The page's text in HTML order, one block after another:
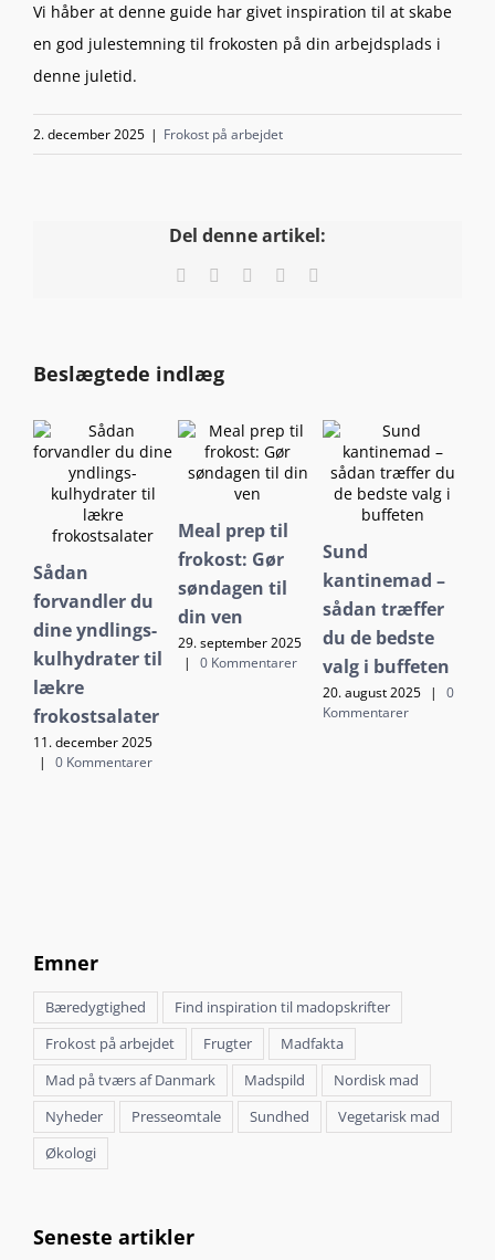
Vi håber at denne guide har givet inspiration til at skabe
en god julestemning til frokosten på din arbejdsplads i
denne juletid.
2. december 2025 | Frokost på arbejdet
Del denne artikel:
Facebook LinkedInPinterest
Beslægtede indlæg
Sådan
forvandler du
dine yndlings-
kulhydrater til
lækre
frokostsalater
11. december 2025
|
0 Kommentarer
Meal prep til
frokost: Gør
søndagen til
din ven
29. september 2025
|
0 Kommentarer
Sund
kantinemad –
sådan træffer
du de bedste
valg i buffeten
20. august 2025 |
0
Kommentarer
Emner
Bæredygtighed
Find inspiration til madopskrifter
Frokost på arbejdet
Frugter
Madfakta
Mad på tværs af Danmark
Madspild
Nordisk mad
Nyheder
Presseomtale Sundhed
Vegetarisk mad
Økologi
Seneste artikler